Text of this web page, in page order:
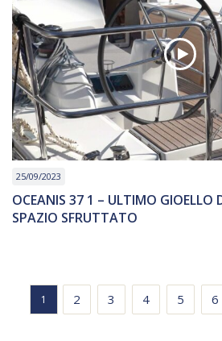
25/09/2023
OCEANIS 37 1 – ULTIMO GIOELLO
SPAZIO SFRUTTATO
1 2 3 4 5 6